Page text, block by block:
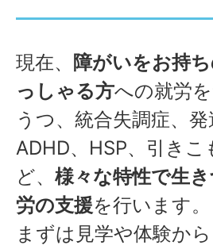
現在、 障がいをお持
っしゃる方への就労
うつ、統合失調症、
ADHD、HSP、引き
ど、 様々な特性で生
労の支援を行います。
まずは見学や体験か